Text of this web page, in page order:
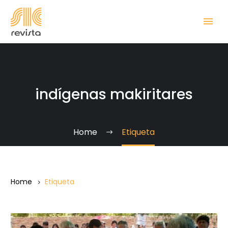
indígenas makiritares
Home Etiqueta
Home Etiqueta
El